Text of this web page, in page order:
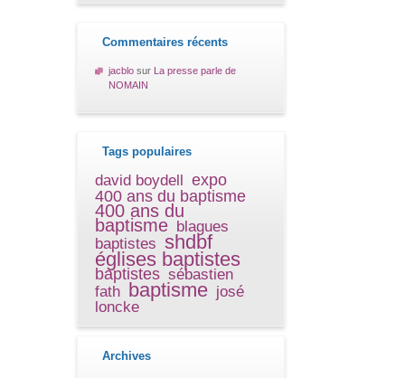
Commentaires récents
jacblo sur La presse parle de
NOMAIN
Tags populaires
david boydell expo
400 ans du baptisme
400 ans du
baptisme blagues
baptistes shdbf
églises baptistes
baptistes sébastien
fath baptisme josé
loncke
Archives